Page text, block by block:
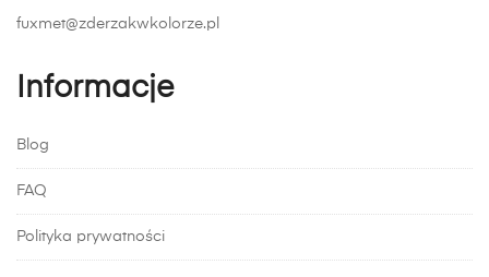
fuxmet@zderzakwkolorze.pl
Informacje
Blog
FAQ
Polityka prywatności